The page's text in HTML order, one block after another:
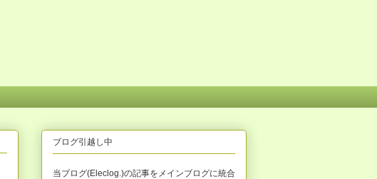
ブログ引越し中
当ブログ(Eleclog.)の記事をメインブログに統合